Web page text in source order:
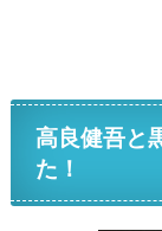
高良健吾と
た！